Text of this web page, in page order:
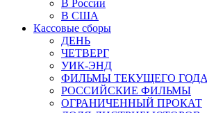
В России
В США
Кассовые сборы
ДЕНЬ
ЧЕТВЕРГ
УИК-ЭНД
ФИЛЬМЫ ТЕКУЩЕГО ГОДА
РОССИЙСКИЕ ФИЛЬМЫ
ОГРАНИЧЕННЫЙ ПРОКАТ